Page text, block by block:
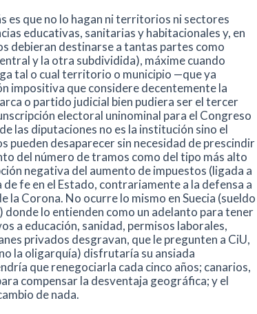
es que no lo hagan ni territorios ni sectores
educativas, sanitarias y habitacionales y, en
debieran destinarse a tantas partes como
y la otra subdividida), máxime cuando
tal o cual territorio o municipio —que ya
impositiva que considere decentemente la
o partido judicial bien pudiera ser el tercer
electoral uninominal para el Congreso
las diputaciones no es la institución sino el
desaparecer sin necesidad de prescindir
del número de tramos como del tipo más alto
negativa del aumento de impuestos (ligada a
fe en el Estado, contrariamente a la defensa a
la Corona. No ocurre lo mismo en Suecia (sueldo
lo entienden como un adelanto para tener
a educación, sanidad, permisos laborales,
privados desgravan, que le pregunten a CiU,
la oligarquía) disfrutaría su ansiada
que renegociarla cada cinco años; canarios,
compensar la desventaja geográfica; y el
de nada.